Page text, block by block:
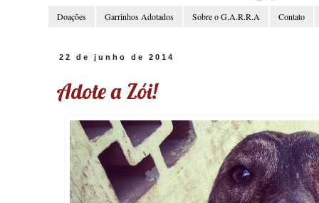
Doações Garrinhos Adotados Sobre o G.A.R.R.A Contato
22 de junho de 2014
Adote a Zói!